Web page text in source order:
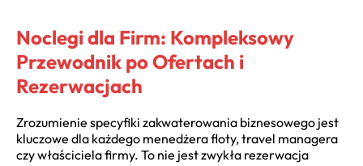
Noclegi dla Firm: Kompleksowy
Przewodnik po Ofertach i
Rezerwacjach
Zrozumienie specyfiki zakwaterowania biznesowego jest
kluczowe dla każdego menedżera floty, travel managera
czy właściciela firmy. To nie jest zwykła rezerwacja